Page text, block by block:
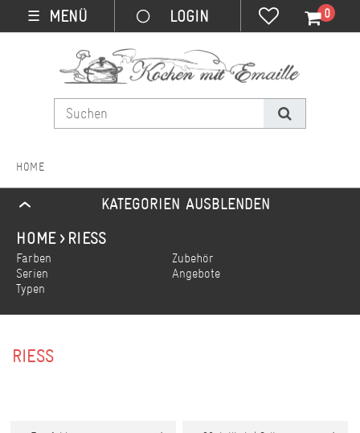
☰ MENÜ 0
KATEGORIEN AUSBLENDEN
RIESS
Farben
Serien
Typen
Zubehör
Angebote
RIESS